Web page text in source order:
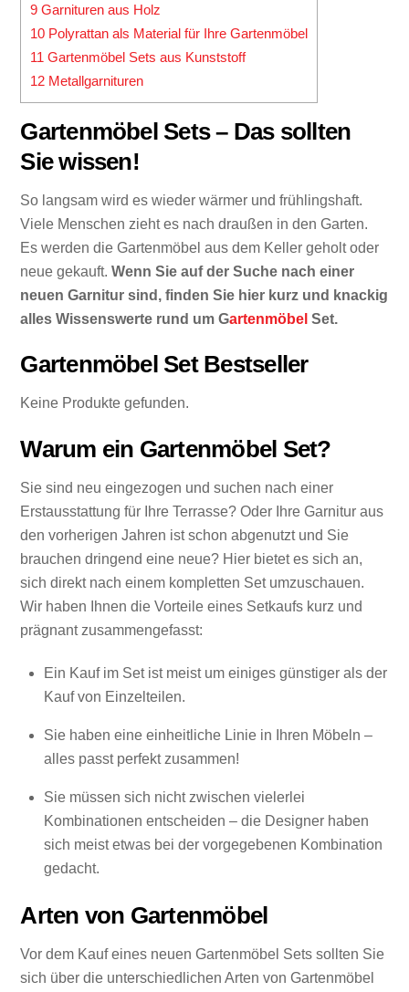
9 Garnituren aus Holz
10 Polyrattan als Material für Ihre Gartenmöbel
11 Gartenmöbel Sets aus Kunststoff
12 Metallgarnituren
Gartenmöbel Sets – Das sollten
Sie wissen!
So langsam wird es wieder wärmer und frühlingshaft.
Viele Menschen zieht es nach draußen in den Garten.
Es werden die Gartenmöbel aus dem Keller geholt oder
neue gekauft.Wenn Sie auf der Suche nach einer
neuen Garnitur sind, finden Sie hier kurz und knackig
alles Wissenswerte rund um Gartenmöbel Set.
Gartenmöbel Set Bestseller
Keine Produkte gefunden.
Warum ein Gartenmöbel Set?
Sie sind neu eingezogen und suchen nach einer
Erstausstattung für Ihre Terrasse? Oder Ihre Garnitur aus
den vorherigen Jahren ist schon abgenutzt und Sie
brauchen dringend eine neue? Hier bietet es sich an,
sich direkt nach einem kompletten Set umzuschauen.
Wir haben Ihnen die Vorteile eines Setkaufs kurz und
prägnant zusammengefasst:
Ein Kauf im Set ist meist um einiges günstiger als der
Kauf von Einzelteilen.
Sie haben eine einheitliche Linie in Ihren Möbeln –
alles passt perfekt zusammen!
Sie müssen sich nicht zwischen vielerlei
Kombinationen entscheiden – die Designer haben
sich meist etwas bei der vorgegebenen Kombination
gedacht.
Arten von Gartenmöbel
Vor dem Kauf eines neuen Gartenmöbel Sets sollten Sie
sich über die unterschiedlichen Arten von Gartenmöbel